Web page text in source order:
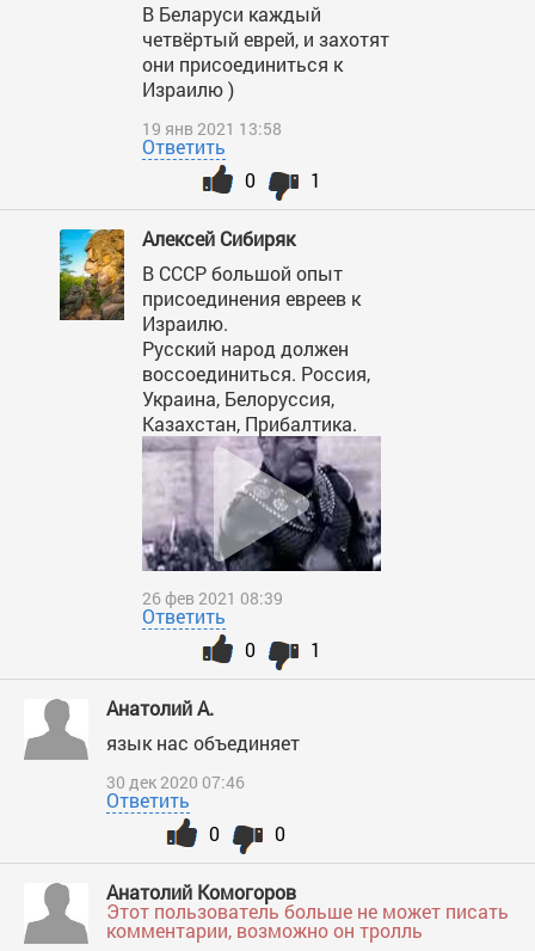
В Беларуси каждый
четвёртый еврей, и захотят
они присоединиться к
Израилю )
19 янв 2021 13:58
Ответить
1
0
Алексей Сибиряк
В СССР большой опыт
присоединения евреев к
Израилю.
Русский народ должен
воссоединиться. Россия,
Украина, Белоруссия,
Казахстан, Прибалтика.
26 фев 2021 08:39
Ответить
1
0
Анатолий А.
язык нас объединяет
30 дек 2020 07:46
Ответить
0
0
Анатолий Комогоров
Этот пользователь больше не может писать
комментарии, возможно он тролль